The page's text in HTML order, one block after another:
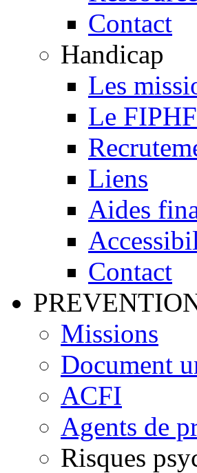
Contact
Handicap
Les
Le
Liens
Aides
Contact
Missions
Document
ACFI
Agents de
Risques